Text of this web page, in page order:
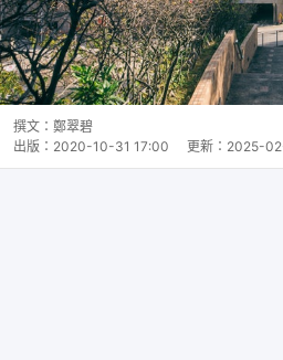
撰文： 鄭翠碧
出版： 2020-10-31 17:00 更新： 2025-